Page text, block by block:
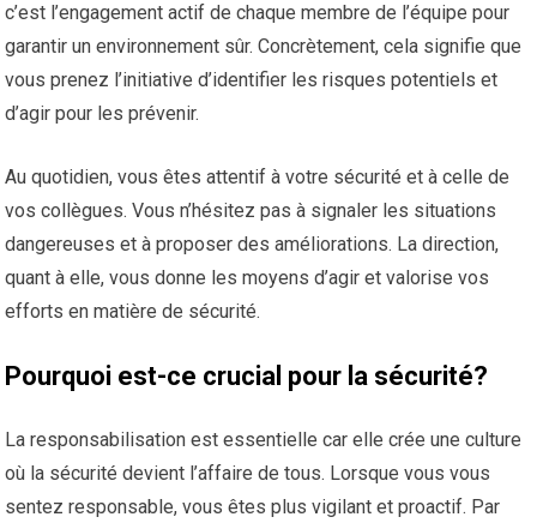
c’est l’engagement actif de chaque membre de l’équipe pour
garantir un environnement sûr. Concrètement, cela signifie que
vous prenez l’initiative d’identifier les risques potentiels et
d’agir pour les prévenir.
Au quotidien, vous êtes attentif à votre sécurité et à celle de
vos collègues. Vous n’hésitez pas à signaler les situations
dangereuses et à proposer des améliorations. La direction,
quant à elle, vous donne les moyens d’agir et valorise vos
efforts en matière de sécurité.
Pourquoi est-ce crucial pour la sécurité?
La responsabilisation est essentielle car elle crée une culture
où la sécurité devient l’affaire de tous. Lorsque vous vous
sentez responsable, vous êtes plus vigilant et proactif. Par